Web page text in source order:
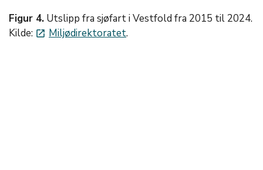
Figur 4. Utslipp fra sjøfart i Vestfold fra 2015 til 2024.
Kilde: launch Miljødirektoratet.